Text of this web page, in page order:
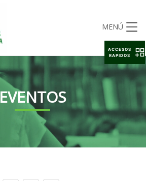
MENÚ
EVENTOS
ACCESOS
RAPIDOS